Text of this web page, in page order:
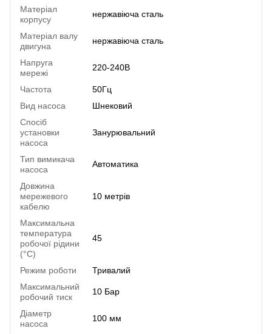
Матеріал
корпусу
нержавіюча сталь
Матеріал валу
двигуна
нержавіюча сталь
Напруга
мережі
220-240В
Частота
50Гц
Вид насоса
Шнековий
Спосіб
установки
насоса
Занурювальний
Тип вимикача
насоса
Автоматика
Довжина
мережевого
кабелю
10 метрів
Максимальна
температура
робочої рідини
(°C)
45
Режим роботи
Тривалий
Максимальний
робочий тиск
10 Бар
Діаметр
насоса
100 мм